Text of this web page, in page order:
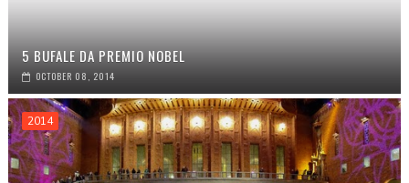
5 BUFALE DA PREMIO NOBEL
OCTOBER 08, 2014
2014